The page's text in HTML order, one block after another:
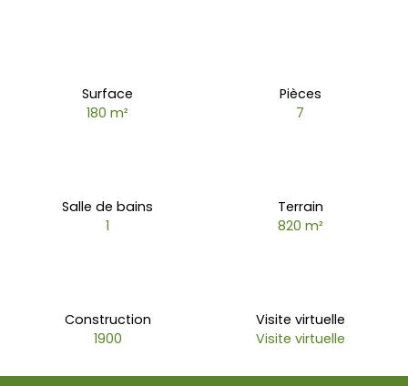
Surface
180m²
Pièces
7
Salle de bains
1
Terrain
820 m²
Construction
1900
Visite virtuelle
Visite virtuelle